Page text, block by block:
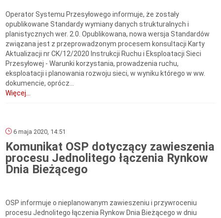
Operator Systemu Przesyłowego informuje, że zostały
opublikowane Standardy wymiany danych strukturalnych i
planistycznych wer. 2.0. Opublikowana, nowa wersja Standardów
związana jest z przeprowadzonym procesem konsultacji Karty
Aktualizacji nr CK/12/2020 Instrukcji Ruchu i Eksploatacji Sieci
Przesyłowej - Warunki korzystania, prowadzenia ruchu,
eksploatacji i planowania rozwoju sieci, w wyniku którego w ww.
dokumencie, oprócz...
Więcej...
6 maja 2020, 14:51
Komunikat OSP dotyczący zawieszenia
procesu Jednolitego łączenia Rynkow
Dnia Bieżącego
OSP informuje o nieplanowanym zawieszeniu i przywroceniu
procesu Jednolitego łączenia Rynkow Dnia Bieżącego w dniu